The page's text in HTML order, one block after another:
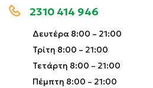
2310 414 946
Δευτέρα 8:00 – 21:00
Τρίτη 8:00 – 21:00
Τετάρτη 8:00 – 21:00
Πέμπτη 8:00 – 21:00